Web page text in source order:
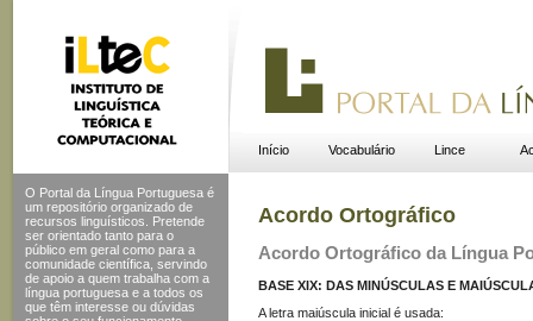
Início Vocabulário Lince
O Portal da Língua Portuguesa é
um repositório organizado de
recursos linguísticos. Pretende
ser orientado tanto para o
público em geral como para a
comunidade científica, servindo
de apoio a quem trabalha com a
língua portuguesa e a todos os
que têm interesse ou dúvidas
Acordo Ortográfico
Acordo Ortográfico da Língua
BASE XIX: DAS MINÚSCULAS E
A letra maiúscula inicial é usada: